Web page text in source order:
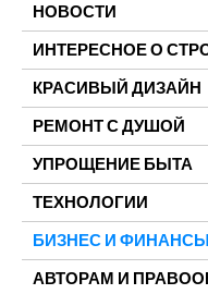
НОВОСТИ
ИНТЕРЕСНОЕ О
КРАСИВЫЙ ДИЗАЙН
РЕМОНТ С ДУШОЙ
УПРОЩЕНИЕ БЫТА
ТЕХНОЛОГИИ
БИЗНЕС И ФИНАНСЫ
АВТОРАМ И